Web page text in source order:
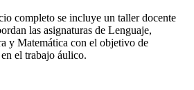
completo se incluye un taller docente
las asignaturas de Lenguaje,
y Matemática con el objetivo de
el trabajo áulico.